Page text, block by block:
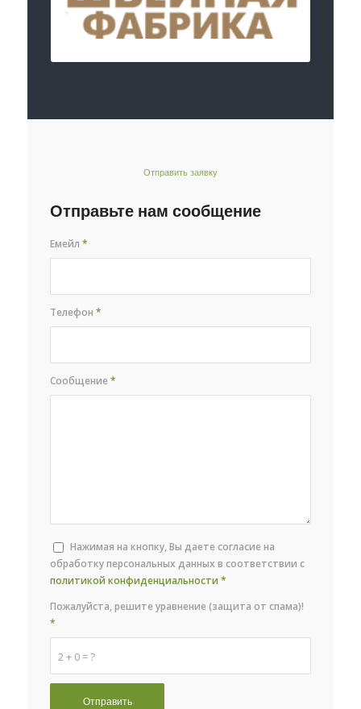
Отправить заявку
Отправьте нам сообщение
Емейл*
Телефон*
Сообщение*
Нажимая на кнопку, Вы даете согласие на
обработку персональных данных в соответствии с
политикой конфиденциальности *
2 + 0 = ?
Пожалуйста, решите уравнение (защита от спама)!
*